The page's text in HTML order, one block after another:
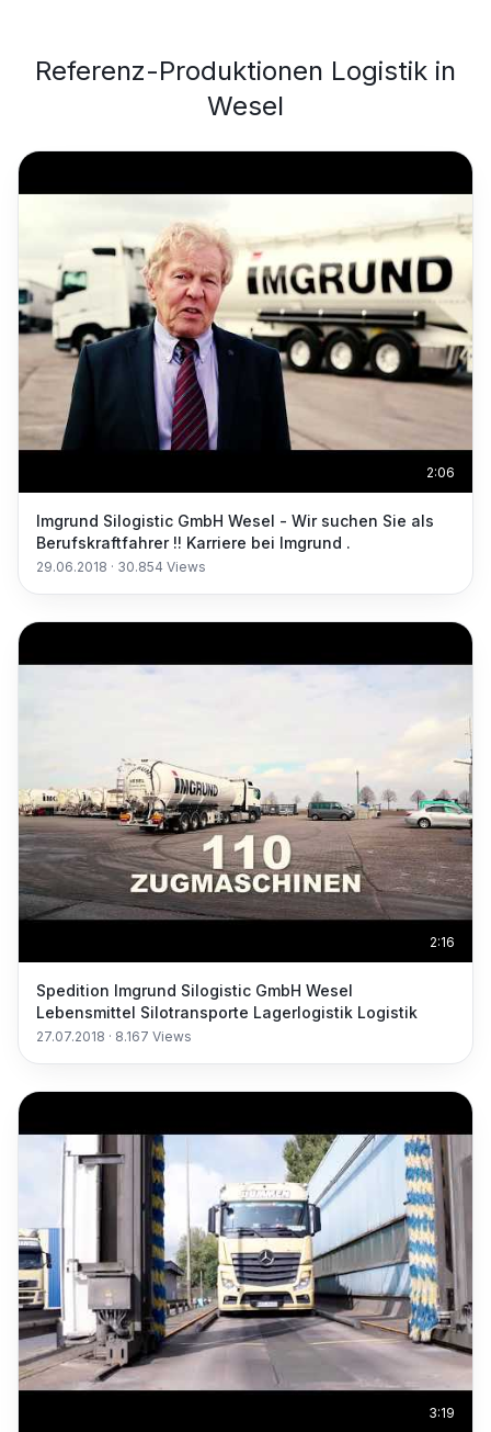
Referenz-Produktionen Logistik in
Wesel
2:06
Imgrund Silogistic GmbH Wesel - Wir suchen Sie als
Berufskraftfahrer !! Karriere bei Imgrund .
29.06.2018 · 30.854 Views
2:16
Spedition Imgrund Silogistic GmbH Wesel
Lebensmittel Silotransporte Lagerlogistik Logistik
27.07.2018 · 8.167 Views
3:19